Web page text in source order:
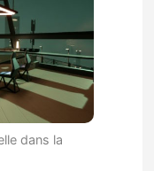
dans la